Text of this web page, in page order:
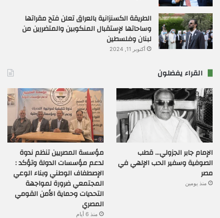
الطريقة الكسنزانية بالعراق تعلن فتح مقراتها
وساحاتها لإستقبال المنكوبين والمتضررين من
لبنان وفلسطين
أكتوبر 11, 2024
القراء يفضلون
الإمام جابر الجزولي… قطب
الصوفية وسفير الحب الإلهي في
مصر
منذ يومين
مؤسسة المصريين تنظم ندوة
لدعم مؤسسات الدولة وتؤكد :
الإصطفاف الوطني وبناء الوعي
المجتمعي ضرورة لمواجهة
التحديات وحماية الأمن القومي
المصري
منذ 6 أيام